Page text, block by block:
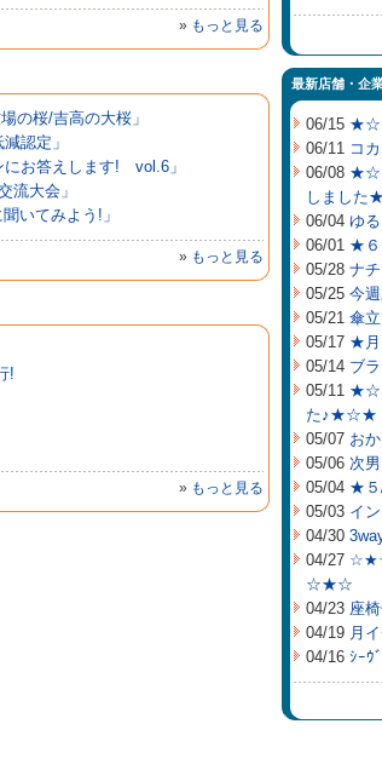
» もっと見る
の桜/吉高の大桜」
認定」
にお答えします! vol.6」
流大会」
いてみよう!」
» もっと見る
!
» もっと見る
最新店舗・企
06/15
06/11 コ
06/08 ★☆★
しまし
06/04 ゆ
06/01 ★６
05/28 ナ
05/25 今
05/21 傘
05/17 ★月
05/14 ブ
05/11 ★☆★
た♪★☆★
05/07 お
05/06 次
05/04 ★５
05/03 イ
04/30
04/27
☆★☆
04/23 座
04/19 月
04/16 ｼｰ